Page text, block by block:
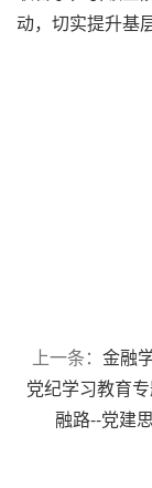
动，切实提升基
上一条： 金融
党纪学习教育
融路--党建